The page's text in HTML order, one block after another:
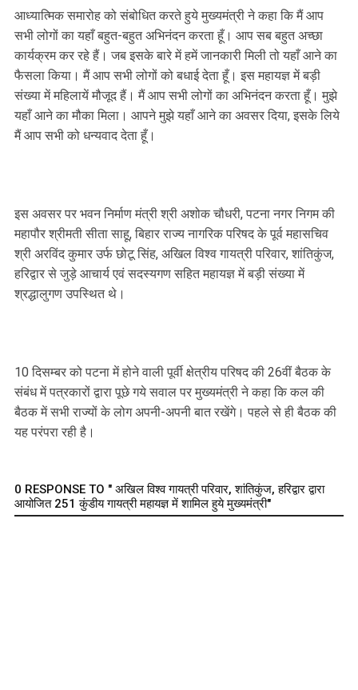
आध्यात्मिक समारोह को संबोधित करते हुये मुख्यमंत्री ने कहा कि मैं आप
सभी लोगों का यहाँ बहुत-बहुत अभिनंदन करता हूँ। आप सब बहुत अच्छा
कार्यक्रम कर रहे हैं। जब इसके बारे में हमें जानकारी मिली तो यहाँ आने का
फैसला किया। मैं आप सभी लोगों को बधाई देता हूँ। इस महायज्ञ में बड़ी
संख्या में महिलायें मौजूद हैं। मैं आप सभी लोगों का अभिनंदन करता हूँ। मुझे
यहाँ आने का मौका मिला। आपने मुझे यहाँ आने का अवसर दिया, इसके लिये
मैं आप सभी को धन्यवाद देता हूँ।
इस अवसर पर भवन निर्माण मंत्री श्री अशोक चौधरी, पटना नगर निगम की
महापौर श्रीमती सीता साहू, बिहार राज्य नागरिक परिषद के पूर्व महासचिव
श्री अरविंद कुमार उर्फ छोटू सिंह, अखिल विश्व गायत्री परिवार, शांतिकुंज,
हरिद्वार से जुड़े आचार्य एवं सदस्यगण सहित महायज्ञ में बड़ी संख्या में
श्रद्धालुगण उपस्थित थे।
10 दिसम्बर को पटना में होने वाली पूर्वी क्षेत्रीय परिषद की 26वीं बैठक के
संबंध में पत्रकारों द्वारा पूछे गये सवाल पर मुख्यमंत्री ने कहा कि कल की
बैठक में सभी राज्यों के लोग अपनी-अपनी बात रखेंगे। पहले से ही बैठक की
यह परंपरा रही है।
0 RESPONSE TO " अखिल विश्व गायत्री परिवार, शांतिकुंज, हरिद्वार द्वारा
आयोजित 251 कुंडीय गायत्री महायज्ञ में शामिल हुये मुख्यमंत्री"